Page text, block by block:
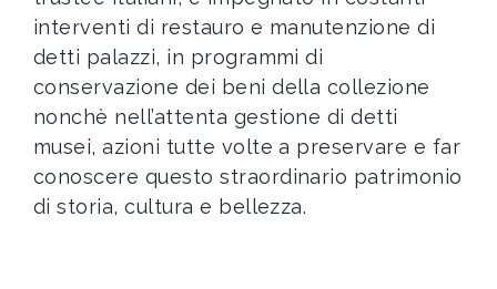
interventi di restauro e manutenzione di
detti palazzi, in programmi di
conservazione dei beni della collezione
nonchè nell’attenta gestione di detti
musei, azioni tutte volte a preservare e far
conoscere questo straordinario patrimonio
di storia, cultura e bellezza.